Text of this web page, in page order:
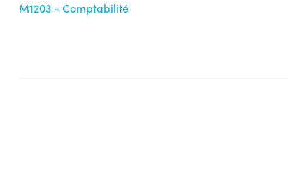
M1203 - Comptabilité